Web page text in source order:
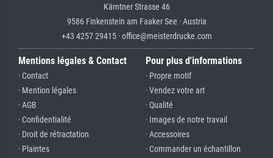
Kärntner Strasse 46
9586 Finkenstein am Faaker See · Austria
+43 4257 29415 · office@meisterdrucke.com
Mentions légales & Contact
· Contact
· Mention légales
· AGB
· Confidentialité
· Droit de rétractation
· Plaintes
Pour plus d'informations
· Propre motif
· Vendez votre art
· Qualité
· Images de notre travail
· Accessoires
· Commander un échantillon